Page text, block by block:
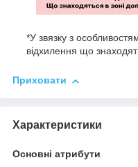
*У звязку з
відхилення що
Приховати
Характеристики
Основні атрибути